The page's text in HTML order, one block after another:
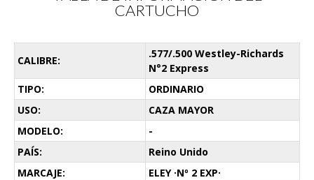
CARTUCHO
CALIBRE:
.577/.500 Westley-Richards
N°2 Express
TIPO:
ORDINARIO
USO:
CAZA MAYOR
MODELO:
-
PAÍS:
Reino Unido
MARCAJE:
ELEY ·Nº 2 EXP·